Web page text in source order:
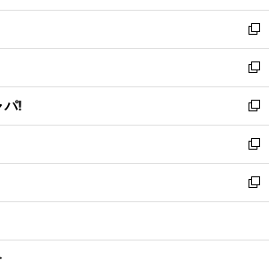
開
く
ウ
で
開
く
ン
ド
ウ
で
開
く
ウ
ィ
ン
ド
ウ
で
開
く
新
し
い
ウ
ィ
ン
ド
ウ
で
開
新
し
い
ウ
ィ
ン
ド
ウ
開
パ!
新
し
い
ウ
ィ
ン
ウ
新
し
い
ウ
ン
新
し
ウ